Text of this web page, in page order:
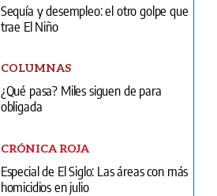
Sequía y desempleo: el otro golpe que
trae El Niño
COLUMNAS
¿Qué pasa? Miles siguen de para
obligada
CRÓNICA ROJA
Especial de El Siglo: Las áreas con más
homicidios en julio